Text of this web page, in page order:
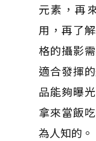
元素，再
用，再了
格的攝影
適合發揮
品能夠曝
拿來當飯
為人知的。